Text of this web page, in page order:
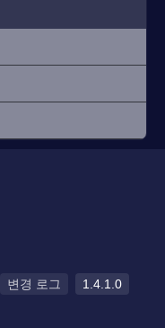
변경 로그 1.4.1.0